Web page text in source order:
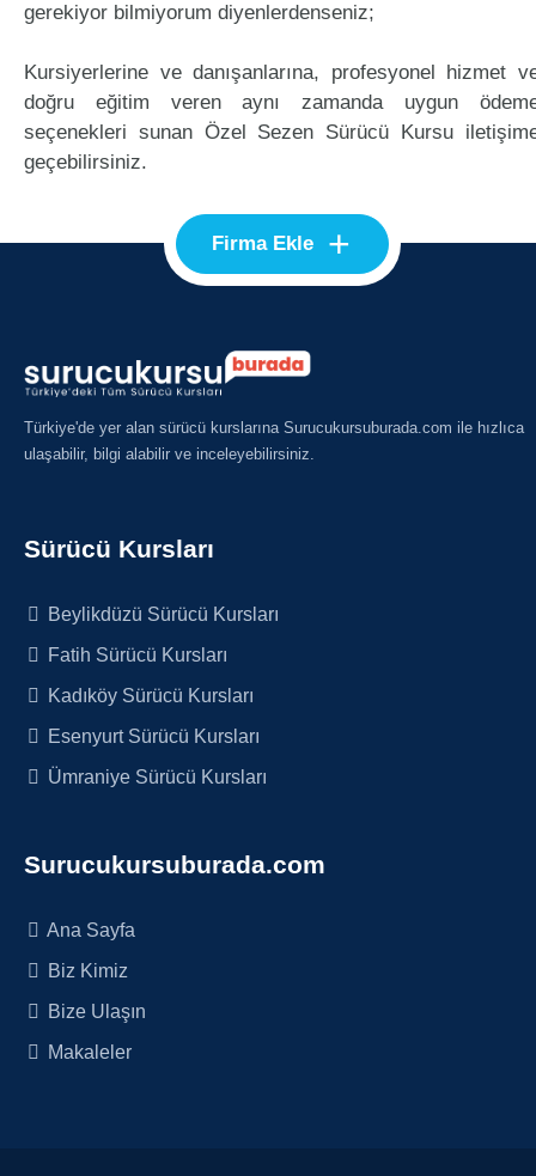
gerekiyor bilmiyorum diyenlerdenseniz;
Kursiyerlerine ve danışanlarına, profesyonel hizmet
doğru eğitim veren aynı zamanda uygun
seçenekleri sunan Özel Sezen Sürücü Kursu
geçebilirsiniz.
Firma Ekle +
Türkiye'de yer alan sürücü kurslarına Surucukursuburada.com ile hızlıca
ulaşabilir, bilgi alabilir ve inceleyebilirsiniz.
Sürücü Kursları
Beylikdüzü Sürücü Kursları
Fatih Sürücü Kursları
Kadıköy Sürücü Kursları
Esenyurt Sürücü Kursları
Ümraniye Sürücü Kursları
Surucukursuburada.com
Ana Sayfa
Biz Kimiz
Bize Ulaşın
Makaleler